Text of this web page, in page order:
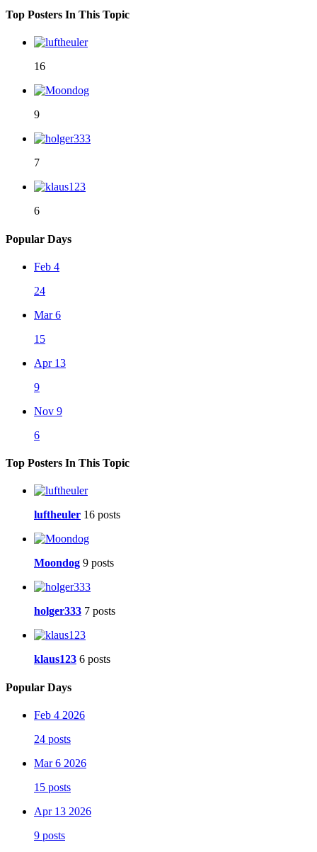
Top Posters In This Topic
16
9
7
6
Popular Days
Feb 4
24
Mar 6
15
Apr 13
9
Nov 9
6
Top Posters In This Topic
luftheuler 16 posts
Moondog 9 posts
holger333 7 posts
klaus123 6 posts
Popular Days
Feb 4 2026
24 posts
Mar 6 2026
15 posts
Apr 13 2026
9 posts